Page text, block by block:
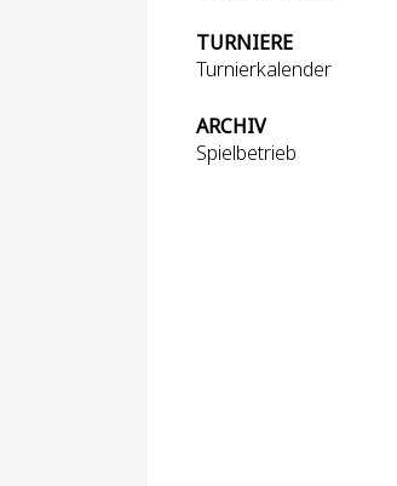
TURNIERE
Turnierkalender
ARCHIV
Spielbetrieb